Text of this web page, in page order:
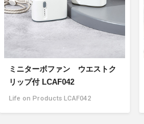
ミニターボファン ウエストク
リップ付 LCAF042
Life on Products LCAF042